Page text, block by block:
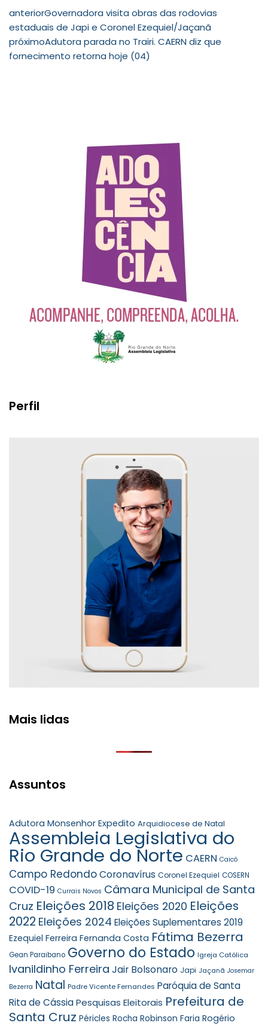
anteriorGovernadora visita obras das rodovias
estaduais de Japi e Coronel Ezequiel/Jaçanã
próximoAdutora parada no Trairi. CAERN diz que
fornecimento retorna hoje (04)
Perfil
Mais lidas
Assuntos
Adutora Monsenhor Expedito Arquidiocese de Natal
Assembleia Legislativa do
Rio Grande do Norte CAERN Caicó
Campo RedondoCoronavírus Coronel Ezequiel COSERN
COVID-19 Currais Novos Câmara Municipal de Santa
Cruz Eleições 2018 Eleições 2020 Eleições
2022 Eleições 2024 Eleições Suplementares 2019
Ezequiel Ferreira Fernanda Costa Fátima Bezerra
Gean Paraibano Governo do Estado Igreja Católica
Ivanildinho Ferreira Jair Bolsonaro Japi Jaçanã Josemar
Bezerra Natal Padre Vicente Fernandes Paróquia de Santa
Rita de CássiaPesquisas Eleitorais Prefeitura de
Santa Cruz Péricles Rocha Robinson Faria Rogério